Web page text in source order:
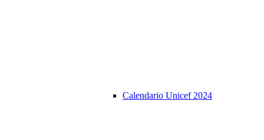
Calendario Unicef 2024